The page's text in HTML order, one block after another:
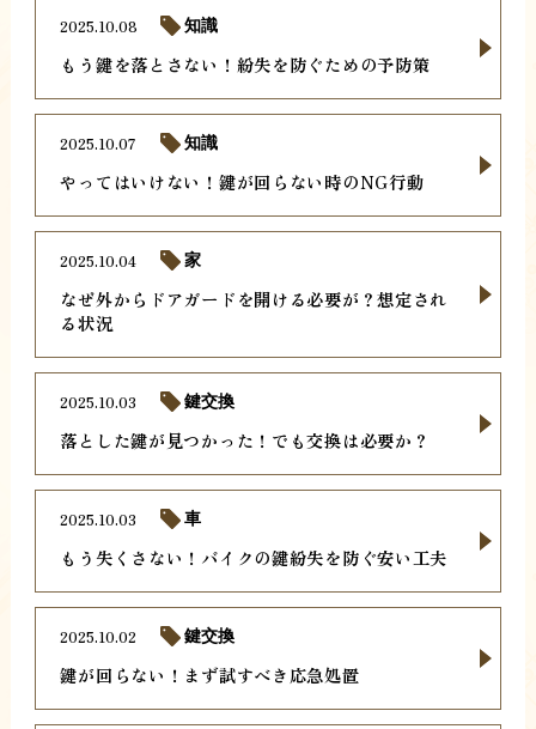
もう鍵を落とさない！紛失を防ぐための予防策
2025.10.08 知識
やってはいけない！鍵が回らない時のNG行動
2025.10.07 知識
なぜ外からドアガードを開ける必要が？想定され
る状況
2025.10.04 家
落とした鍵が見つかった！でも交換は必要か？
2025.10.03 鍵交換
もう失くさない！バイクの鍵紛失を防ぐ安い工夫
2025.10.03 車
鍵が回らない！まず試すべき応急処置
2025.10.02 鍵交換